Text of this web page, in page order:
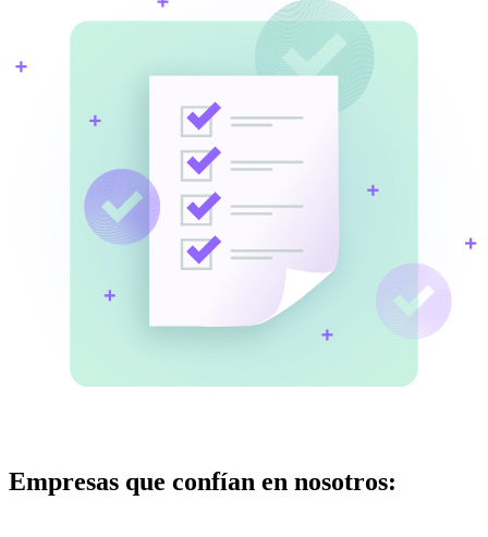
Empresas que confían en nosotros: